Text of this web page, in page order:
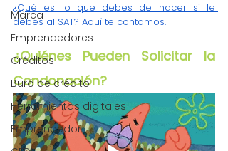
Marca
Emprendedores
Créditos
Buró de crédito
Herramientas digitales
Emprendedor
¿Qué es lo que debes de hacer si le
debes al SAT? Aquí te contamos.
¿Quiénes Pueden Solicitar la
Condonación?